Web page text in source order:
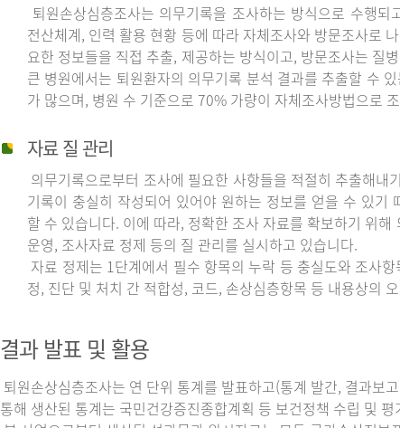
퇴원손상심층조사는 의무기록을 조사하는 방식으로 수행
전산체계, 인력 활용 현황 등에 따라 자체조사와 방문조사로
요한 정보들을 직접 추출, 제공하는 방식이고, 방문조사는 질
큰 병원에서는 퇴원환자의 의무기록 분석 결과를 추출할 수
가 많으며, 병원 수 기준으로 70% 가량이 자체조사방법으로
자료 질 관리
의무기록으로부터 조사에 필요한 사항들을 적절히 추출해
기록이 충실히 작성되어 있어야 원하는 정보를 얻을 수 있
할 수 있습니다. 이에 따라, 정확한 조사 자료를 확보하기 위
운영, 조사자료 정제 등의 질 관리를 실시하고 있습니다.
자료 정제는 1단계에서 필수 항목의 누락 등 충실도와 조사
정, 진단 및 처치 간 적합성, 코드, 손상심층항목 등 내용상의
결과 발표 및 활용
퇴원손상심층조사는 연 단위 통계를 발표하고(통계 발간, 결과보
통해 생산된 통계는 국민건강증진종합계획 등 보건정책 수립 및